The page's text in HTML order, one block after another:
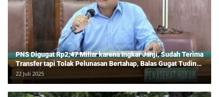
PNS Digugat Rp2,47 Miliar karena Ingkar Janji, Sudah Terima
Transfer tapi Tolak Pelunasan Bertahap, Balas Gugat Tuding
Lawan Tipu Rp850 Juta
22 Juli 2025